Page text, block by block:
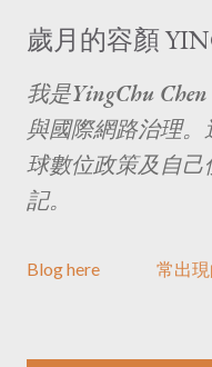
歲月的容顏
我是YingChu
與國際網路治理
球數位政策及自
記。
Blog here 常出